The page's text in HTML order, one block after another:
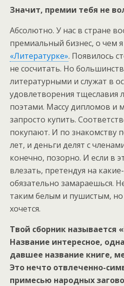
Значит, премии тебя не
Абсолютно. У нас в стране
премиальный бизнес, о чем я
«Литературке». Появилось
не сосчитать. Но
литературными и служат в
удовлетворения тщеславия
поэтами. Массу дипломов и
запросто купить.
покупают. И по знакомству
лет, и деньги делят с
конечно, позорно. И если в
влезать, претендуя на
обязательно замараешься.
таким белым и пушистым, но
хочется.
Твой сборник называется
Название интересное,
давшее название книге,
Это нечто отвлеченно-
примесью народных